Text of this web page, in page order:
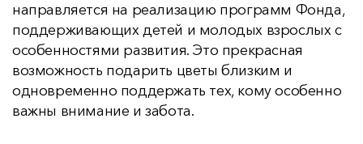
направляется на реализацию программ Фонда,
поддерживающих детей и молодых взрослых с
особенностями развития. Это прекрасная
возможность подарить цветы близким и
одновременно поддержать тех, кому особенно
важны внимание и забота.